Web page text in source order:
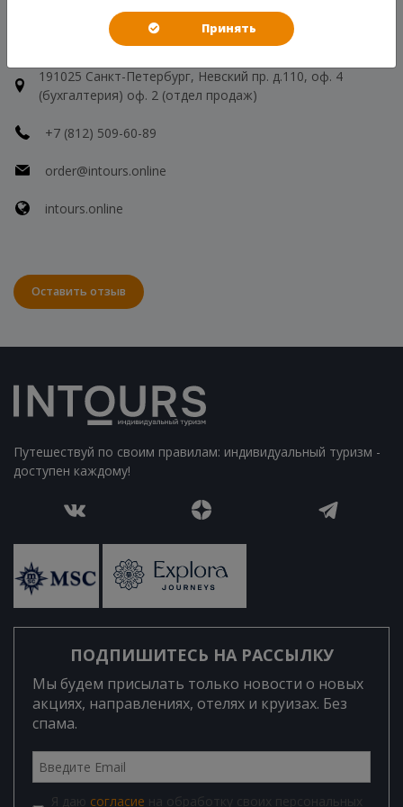
КОНТАКТЫ
191025 Санкт-Петербург, Невский пр. д.110, оф. 4
(бухгалтерия) оф. 2 (отдел продаж)
+7 (812) 509-60-89
order@intours.online
intours.online
Оставить отзыв
Путешествуй по своим правилам: индивидуальный туризм -
доступен каждому!
ПОДПИШИТЕСЬ НА РАССЫЛКУ
Мы будем присылать только новости о новых
акциях, направлениях, отелях и круизах. Без
спама.
Я даю согласие на обработку своих персональных
Принять